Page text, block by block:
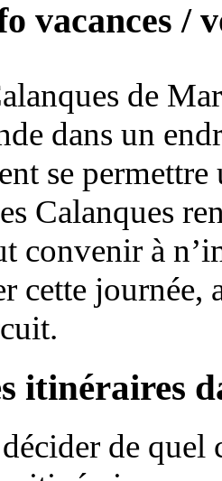
vacances /
de
dans un
se permettre
Calanques
convenir à
cette journée,
itinéraires
de